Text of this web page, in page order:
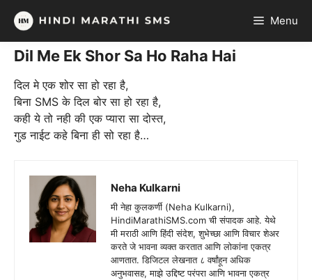
Skip
content
Menu
Dil Me Ek Shor Sa Ho Raha Hai
दिल मे एक शोर सा हो रहा है,
बिना SMS के दिल बोर सा हो रहा है,
कही ये तो नही की एक प्यारा सा दोस्त,
गुड नाईट कहे बिना ही सो रहा है…
Neha Kulkarni
मी नेहा कुलकर्णी (Neha Kulkarni),
HindiMarathiSMS.com ची संपादक आहे. येथे
मी मराठी आणि हिंदी संदेश, शुभेच्छा आणि विचार शेअर
करते जे भावना व्यक्त करतात आणि लोकांना एकत्र
आणतात. डिजिटल लेखनात ८ वर्षांहून अधिक
अनुभवासह, माझे उद्दिष्ट परंपरा आणि भावना एकत्र